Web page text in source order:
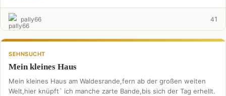
pally66 41
SEHNSUCHT
Mein kleines Haus
Mein kleines Haus am Waldesrande,fern ab der großen weiten
Welt,hier knüpft` ich manche zarte Bande,bis sich der Tag erhellt.